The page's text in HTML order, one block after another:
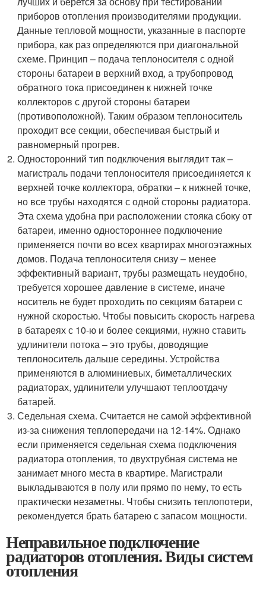
приборов отопления производителями продукции.
Данные тепловой мощности, указанные в паспорте
прибора, как раз определяются при диагональной
схеме. Принцип – подача теплоносителя с одной
стороны батареи в верхний вход, а трубопровод
обратного тока присоединен к нижней точке
коллекторов с другой стороны батареи
(противоположной). Таким образом теплоноситель
проходит все секции, обеспечивая быстрый и
равномерный прогрев.
Односторонний тип подключения выглядит так –
магистраль подачи теплоносителя присоединяется к
верхней точке коллектора, обратки – к нижней точке,
но все трубы находятся с одной стороны радиатора.
Эта схема удобна при расположении стояка сбоку от
батареи, именно одностороннее подключение
применяется почти во всех квартирах многоэтажных
домов. Подача теплоносителя снизу – менее
эффективный вариант, трубы размещать неудобно,
требуется хорошее давление в системе, иначе
носитель не будет проходить по секциям батареи с
нужной скоростью. Чтобы повысить скорость нагрева
в батареях с 10-ю и более секциями, нужно ставить
удлинители потока – это трубы, доводящие
теплоноситель дальше середины. Устройства
применяются в алюминиевых, биметаллических
радиаторах, удлинители улучшают теплоотдачу
батарей.
Седельная схема. Считается не самой эффективной
из-за снижения теплопередачи на 12-14%. Однако
если применяется седельная схема подключения
радиатора отопления, то двухтрубная система не
занимает много места в квартире. Магистрали
выкладываются в полу или прямо по нему, то есть
практически незаметны. Чтобы снизить теплопотери,
рекомендуется брать батарею с запасом мощности.
Неправильное подключение
радиаторов отопления. Виды систем
отопления